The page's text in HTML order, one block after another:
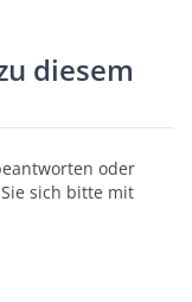
diesem
oder
sich bitte mit